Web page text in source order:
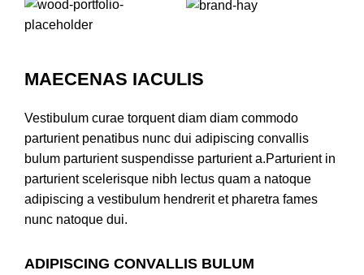
MAECENAS IACULIS
Vestibulum curae torquent diam diam commodo
parturient penatibus nunc dui adipiscing convallis
bulum parturient suspendisse parturient a.Parturient in
parturient scelerisque nibh lectus quam a natoque
adipiscing a vestibulum hendrerit et pharetra fames
nunc natoque dui.
ADIPISCING CONVALLIS BULUM